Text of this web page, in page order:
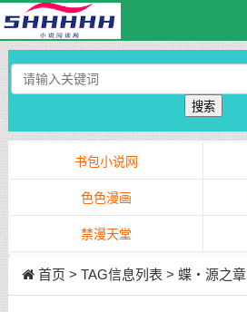
搜索
书包小说网
色色漫画
禁漫天堂
首页 > TAG信息列表 > 蝶・源之章